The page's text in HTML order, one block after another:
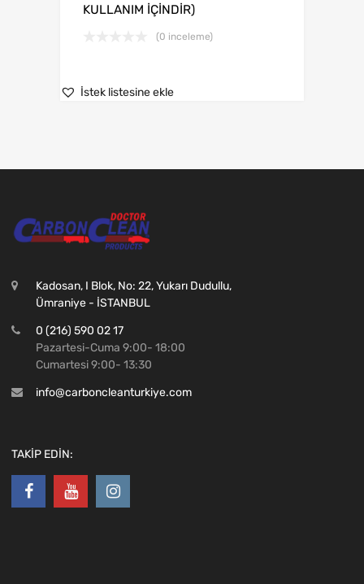
KULLANIM İÇİNDİR)
(0 inceleme)
İstek listesine ekle
Kadosan, I Blok, No: 22, Yukarı Dudullu,
Ümraniye - İSTANBUL
0 (216) 590 02 17
Pazartesi-Cuma 9:00- 18:00
Cumartesi 9:00- 13:30
info@carboncleanturkiye.com
TAKİP EDİN: